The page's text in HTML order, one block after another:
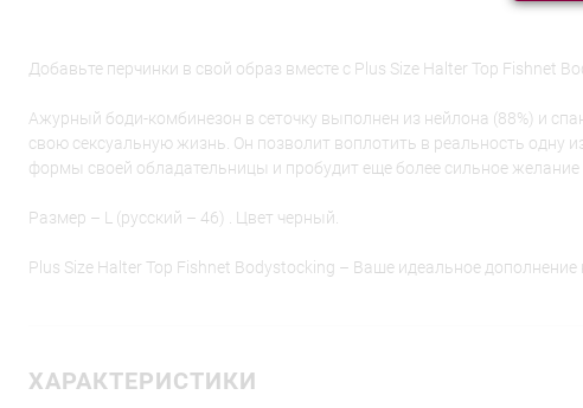
Добавьте перчинки в свой образ вместе с Plus Size Halter Top Fishnet
Ажурный боди-комбинезон в сеточку выполнен из нейлона (88%) и
свою сексуальную жизнь. Он позволит воплотить в реальность одну
формы своей обладательницы и пробудит еще более сильное
Размер – L (русский – 46) . Цвет черный.
Plus Size Halter Top Fishnet Bodystocking – Ваше идеальное дополнение
ХАРАКТЕРИСТИКИ